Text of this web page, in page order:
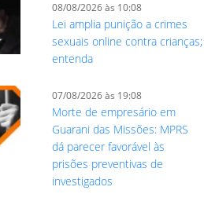
08/08/2026 às 10:08
Lei amplia punição a crimes
sexuais online contra crianças;
entenda
07/08/2026 às 19:08
Morte de empresário em
Guarani das Missões: MPRS
dá parecer favorável às
prisões preventivas de
investigados